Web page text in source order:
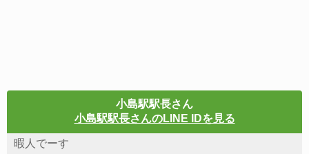
小島駅駅長さん
小島駅駅長さんのLINE IDを見る
暇人でーす